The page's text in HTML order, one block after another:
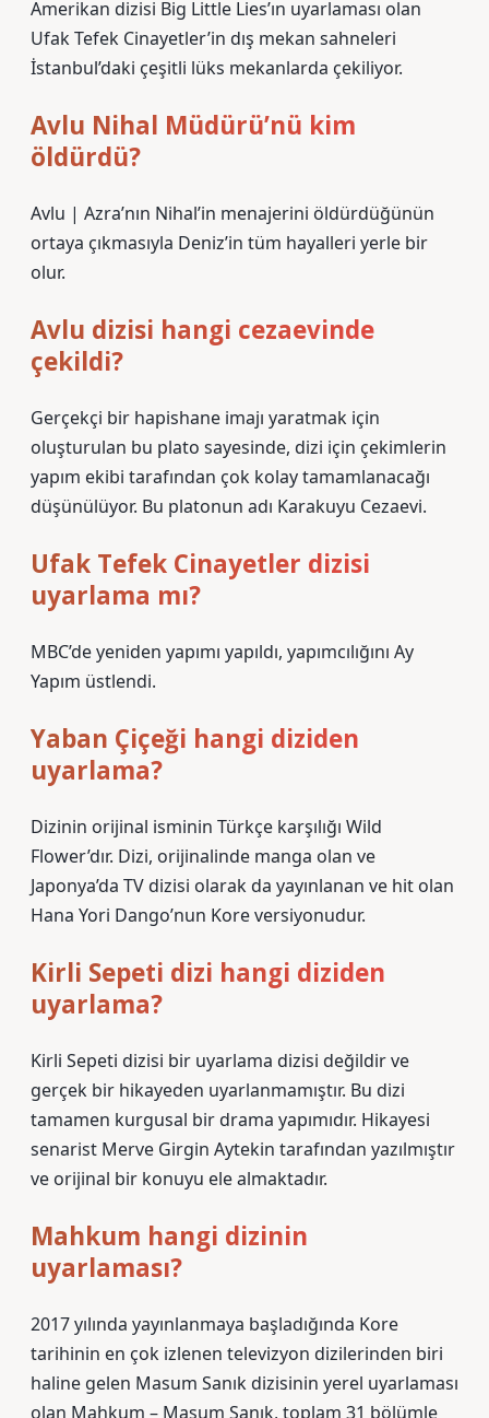
Amerikan dizisi Big Little Lies’ın uyarlaması olan
Ufak Tefek Cinayetler’in dış mekan sahneleri
İstanbul’daki çeşitli lüks mekanlarda çekiliyor.
Avlu Nihal Müdürü’nü kim
öldürdü?
Avlu | Azra’nın Nihal’in menajerini öldürdüğünün
ortaya çıkmasıyla Deniz’in tüm hayalleri yerle bir
olur.
Avlu dizisi hangi cezaevinde
çekildi?
Gerçekçi bir hapishane imajı yaratmak için
oluşturulan bu plato sayesinde, dizi için çekimlerin
yapım ekibi tarafından çok kolay tamamlanacağı
düşünülüyor. Bu platonun adı Karakuyu Cezaevi.
Ufak Tefek Cinayetler dizisi
uyarlama mı?
MBC’de yeniden yapımı yapıldı, yapımcılığını Ay
Yapım üstlendi.
Yaban Çiçeği hangi diziden
uyarlama?
Dizinin orijinal isminin Türkçe karşılığı Wild
Flower’dır. Dizi, orijinalinde manga olan ve
Japonya’da TV dizisi olarak da yayınlanan ve hit olan
Hana Yori Dango’nun Kore versiyonudur.
Kirli Sepeti dizi hangi diziden
uyarlama?
Kirli Sepeti dizisi bir uyarlama dizisi değildir ve
gerçek bir hikayeden uyarlanmamıştır. Bu dizi
tamamen kurgusal bir drama yapımıdır. Hikayesi
senarist Merve Girgin Aytekin tarafından yazılmıştır
ve orijinal bir konuyu ele almaktadır.
Mahkum hangi dizinin
uyarlaması?
2017 yılında yayınlanmaya başladığında Kore
tarihinin en çok izlenen televizyon dizilerinden biri
haline gelen Masum Sanık dizisinin yerel uyarlaması
olan Mahkum – Masum Sanık, toplam 31 bölümle